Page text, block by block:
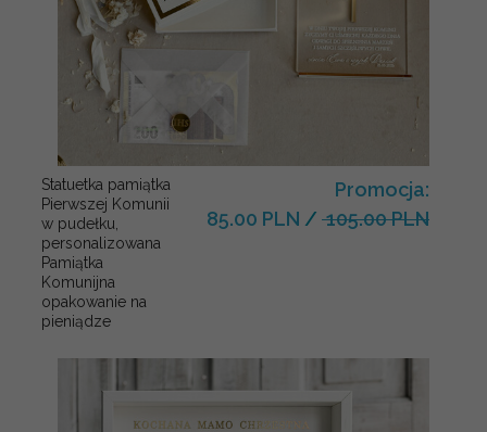
Statuetka pamiątka
Pierwszej Komunii
w pudełku,
personalizowana
Pamiątka
Komunijna
opakowanie na
pieniądze
Promocja:
85.00 PLN / 105.00 PLN